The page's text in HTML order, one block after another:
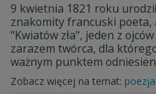
9 kwietnia 1821 roku
znakomity francuski poeta,
"Kwiatów zła", jeden z
zarazem twórca, dla
ważnym punktem
Zobacz więcej na temat: poezja